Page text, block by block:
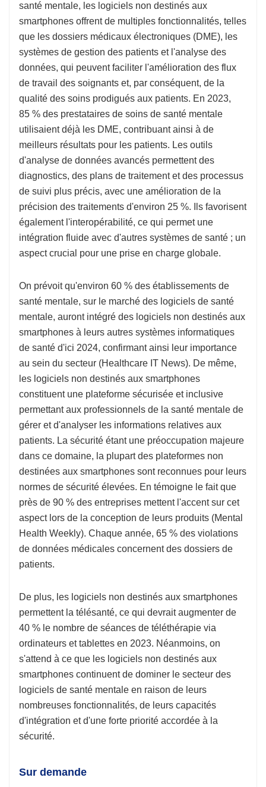
santé mentale, les logiciels non destinés aux
smartphones offrent de multiples fonctionnalités, telles
que les dossiers médicaux électroniques (DME), les
systèmes de gestion des patients et l'analyse des
données, qui peuvent faciliter l'amélioration des flux
de travail des soignants et, par conséquent, de la
qualité des soins prodigués aux patients. En 2023,
85 % des prestataires de soins de santé mentale
utilisaient déjà les DME, contribuant ainsi à de
meilleurs résultats pour les patients. Les outils
d'analyse de données avancés permettent des
diagnostics, des plans de traitement et des processus
de suivi plus précis, avec une amélioration de la
précision des traitements d'environ 25 %. Ils favorisent
également l'interopérabilité, ce qui permet une
intégration fluide avec d'autres systèmes de santé ; un
aspect crucial pour une prise en charge globale.
On prévoit qu'environ 60 % des établissements de
santé mentale, sur le marché des logiciels de santé
mentale, auront intégré des logiciels non destinés aux
smartphones à leurs autres systèmes informatiques
de santé d'ici 2024, confirmant ainsi leur importance
au sein du secteur (Healthcare IT News). De même,
les logiciels non destinés aux smartphones
constituent une plateforme sécurisée et inclusive
permettant aux professionnels de la santé mentale de
gérer et d'analyser les informations relatives aux
patients. La sécurité étant une préoccupation majeure
dans ce domaine, la plupart des plateformes non
destinées aux smartphones sont reconnues pour leurs
normes de sécurité élevées. En témoigne le fait que
près de 90 % des entreprises mettent l'accent sur cet
aspect lors de la conception de leurs produits (Mental
Health Weekly). Chaque année, 65 % des violations
de données médicales concernent des dossiers de
patients.
De plus, les logiciels non destinés aux smartphones
permettent la télésanté, ce qui devrait augmenter de
40 % le nombre de séances de téléthérapie via
ordinateurs et tablettes en 2023. Néanmoins, on
s'attend à ce que les logiciels non destinés aux
smartphones continuent de dominer le secteur des
logiciels de santé mentale en raison de leurs
nombreuses fonctionnalités, de leurs capacités
d'intégration et d'une forte priorité accordée à la
sécurité.
Sur demande